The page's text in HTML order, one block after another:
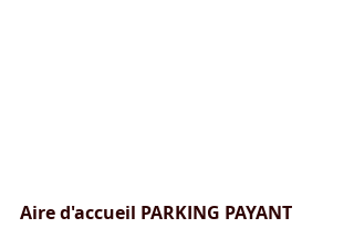
Aire d'accueil PARKING PAYANT